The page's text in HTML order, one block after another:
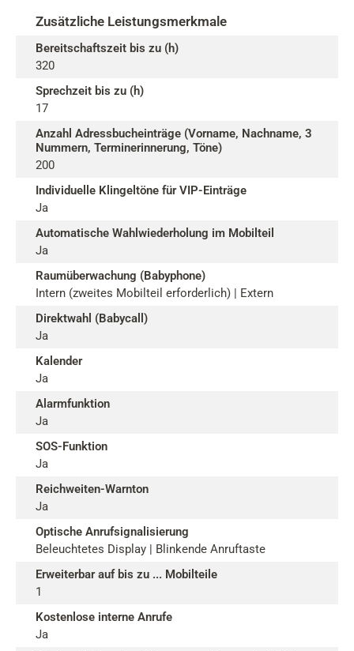
Zusätzliche Leistungsmerkmale
Bereitschaftszeit bis zu (h)
320
Sprechzeit bis zu (h)
17
Anzahl Adressbucheinträge (Vorname, Nachname, 3
Nummern, Terminerinnerung, Töne)
200
Individuelle Klingeltöne für VIP-Einträge
Ja
Automatische Wahlwiederholung im Mobilteil
Ja
Raumüberwachung (Babyphone)
Intern (zweites Mobilteil erforderlich) | Extern
Direktwahl (Babycall)
Ja
Kalender
Ja
Alarmfunktion
Ja
SOS-Funktion
Ja
Reichweiten-Warnton
Ja
Optische Anrufsignalisierung
Beleuchtetes Display | Blinkende Anruftaste
Erweiterbar auf bis zu ... Mobilteile
1
Kostenlose interne Anrufe
Ja